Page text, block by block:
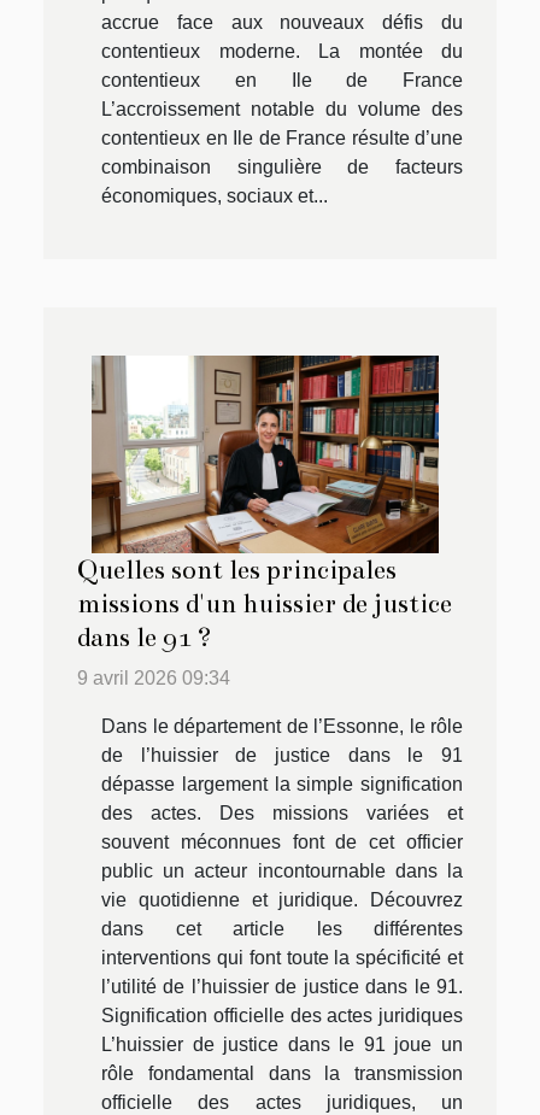
accrue face aux nouveaux défis du
contentieux moderne. La montée du
contentieux en Ile de France
L’accroissement notable du volume des
contentieux en Ile de France résulte d’une
combinaison singulière de facteurs
économiques, sociaux et...
Quelles sont les principales
missions d'un huissier de justice
dans le 91 ?
9 avril 2026 09:34
Dans le département de l’Essonne, le rôle
de l’huissier de justice dans le 91
dépasse largement la simple signification
des actes. Des missions variées et
souvent méconnues font de cet officier
public un acteur incontournable dans la
vie quotidienne et juridique. Découvrez
dans cet article les différentes
interventions qui font toute la spécificité et
l’utilité de l’huissier de justice dans le 91.
Signification officielle des actes juridiques
L’huissier de justice dans le 91 joue un
rôle fondamental dans la transmission
officielle des actes juridiques, un